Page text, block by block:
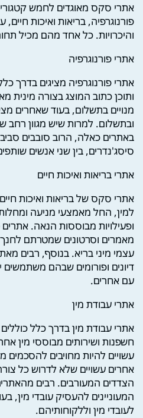
אתרי סקס מאוגדים לחמש
פורנוגרפיה, בריאות ואיכות
והיכרויות. כל אחד מהם מכיל
אתרי פורנוגרפיה
אתרי פורנוגרפיה מציגים בדרך
ותוכן כתוב המוצג בצורה מינית
מנויים בתשלום, בעוד שאחרים
ובתשלום. למרות שיש מגוון רחב
באתרים כאלה, הרוב סובבים
סיסג'נדרים, בין שני אנשים
אתרי בריאות ואיכות חיים
אתרי סקס של בריאות ואיכות
למין, החל מאמצעי מניעה ומחלות
ופעילויות מבוססות הנאה.
מאמרים וסרטונים שמטרתם לחנך
עצמי מיני בריא. בנוסף, רבים
דיונים ופורומים שבהם משתמשים
עם אחרים.
אתרי עבודת מין
אתרי עבודת מין בדרך כלל כוללים
חשפנות ושירותים מבוססי מין
עשויים להיות מחויבים להסכמים
אחרים עשויים שלא לדרוש כל
הצדדים המעורבים. רבים
המעוניינים להעסיק עובדי מין,
לעובדי מין וללקוחותיהם.